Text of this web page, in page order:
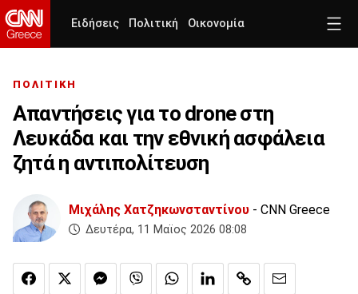
Ειδήσεις Πολιτική Οικονομία
ΠΟΛΙΤΙΚΗ
Απαντήσεις για το drone στη
Λευκάδα και την εθνική ασφάλεια
ζητά η αντιπολίτευση
Μιχάλης Χατζηκωνσταντίνου - CNN Greece
Δευτέρα, 11 Μαϊος 2026 08:08